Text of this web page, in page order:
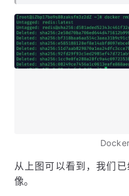
从上图可以看到，我们已
像。